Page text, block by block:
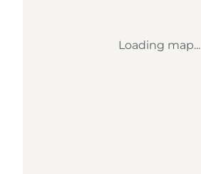
Loading map...